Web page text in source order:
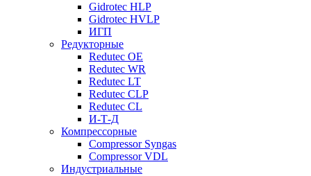
Gidrotec HLP
Gidrotec HVLP
ИГП
Редукторные
Redutec OE
Redutec WR
Redutec LT
Redutec CLP
Redutec CL
И-Т-Д
Компрессорные
Compressor Syngas
Compressor VDL
Индустриальные